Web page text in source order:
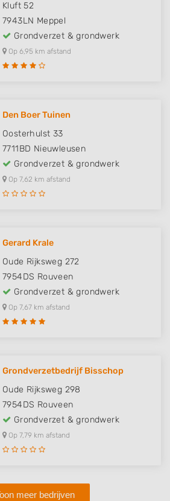
Kluft 52
7943LN Meppel
Grondverzet & grondwerk
Op 6,95 km afstand
Den Boer Tuinen
Oosterhulst 33
7711BD Nieuwleusen
Grondverzet & grondwerk
Op 7,62 km afstand
Gerard Krale
Oude Rijksweg 272
7954DS Rouveen
Grondverzet & grondwerk
Op 7,67 km afstand
Grondverzetbedrijf Bisschop
Oude Rijksweg 298
7954DS Rouveen
Grondverzet & grondwerk
Op 7,79 km afstand
meer bedrijven